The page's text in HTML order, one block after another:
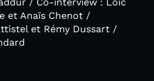
/ Co-interview : Loïc
et Anaïs Chenot /
et Rémy Dussart /